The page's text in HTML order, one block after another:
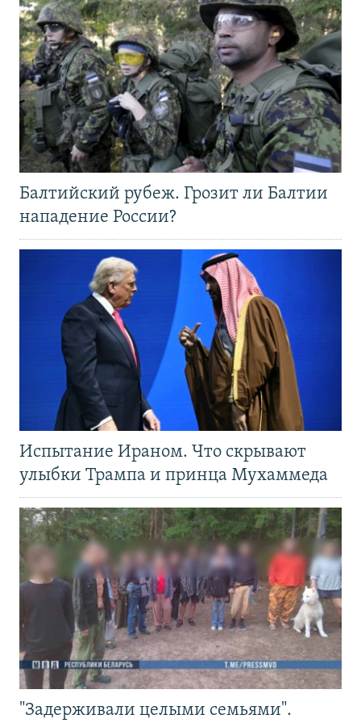
Балтийский рубеж. Грозит ли Балтии
нападение России?
Испытание Ираном. Что скрывают
улыбки Трампа и принца Мухаммеда
"Задерживали целыми семьями".